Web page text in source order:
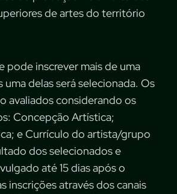
de artes do território
pode inscrever mais de uma
uma delas será selecionada. Os
avaliados considerando os
Concepção Artística;
e Currículo do artista/grupo
dos selecionados e
até 15 dias após o
inscrições através dos canais